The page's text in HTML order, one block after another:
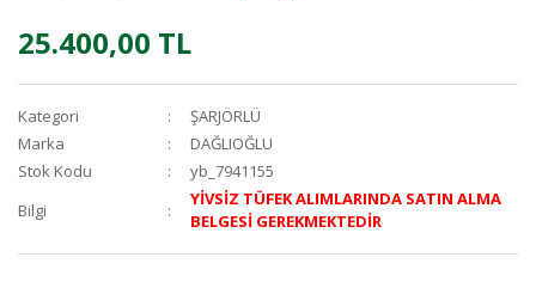
25.400,00 TL
Kategori
ŞARJÖRLÜ
Marka
DAĞLIOĞLU
Stok Kodu
yb_7941155
Bilgi
YİVSİZ TÜFEK ALIMLARINDA SATIN ALMA
BELGESİ GEREKMEKTEDİR